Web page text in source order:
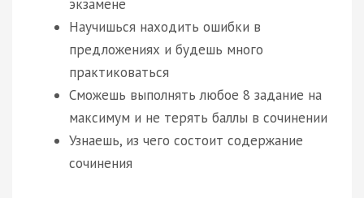
экзамене
Научишься находить ошибки в
предложениях и будешь много
практиковаться
Сможешь выполнять любое 8 задание на
максимум и не терять баллы в сочинении
Узнаешь, из чего состоит содержание
сочинения